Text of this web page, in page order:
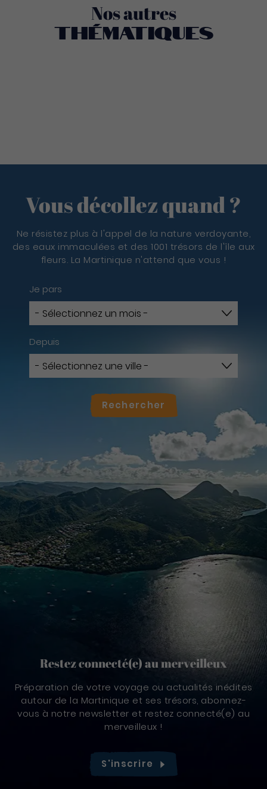
Nos autres
Thématiques
Vous décollez quand ?
Ne résistez plus à l'appel de la nature verdoyante,
des eaux immaculées et des 1001 trésors de l'île aux
fleurs. La Martinique n'attend que vous !
Je pars
Depuis
Rechercher
Restez connecté(e) au merveilleux
Préparation de votre voyage ou actualités inédites
autour de la Martinique et ses trésors, abonnez-
vous à notre newsletter et restez connecté(e) au
merveilleux !
S'inscrire